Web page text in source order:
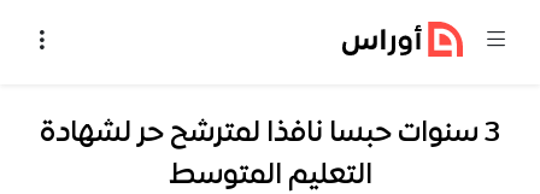
3 سنوات حبسا نافذا لمترشح حر لشهادة
التعليم المتوسط